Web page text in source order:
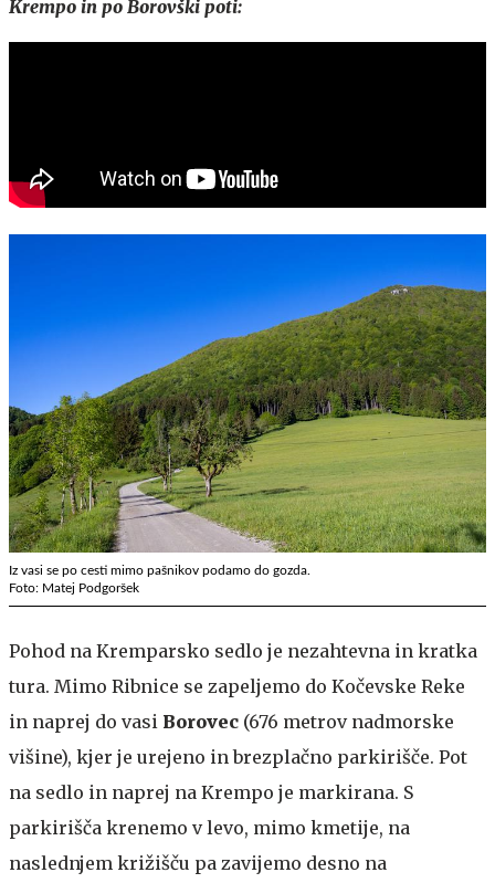
Krempo in po Borovški poti:
Iz vasi se po cesti mimo pašnikov podamo do gozda.
Foto: Matej Podgoršek
Pohod na Kremparsko sedlo je nezahtevna in kratka
tura. Mimo Ribnice se zapeljemo do Kočevske Reke
in naprej do vasi Borovec (676 metrov nadmorske
višine), kjer je urejeno in brezplačno parkirišče. Pot
na sedlo in naprej na Krempo je markirana. S
parkirišča krenemo v levo, mimo kmetije, na
naslednjem križišču pa zavijemo desno na